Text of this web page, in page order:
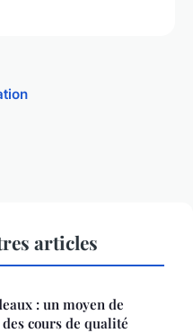
articles
: un moyen de
cours de qualité